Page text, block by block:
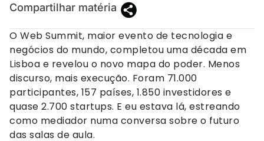
Compartilhar matéria
O Web Summit, maior evento de tecnologia e
negócios do mundo, completou uma década em
Lisboa e revelou o novo mapa do poder. Menos
discurso, mais execução. Foram 71.000
participantes, 157 países, 1.850 investidores e
quase 2.700 startups. E eu estava lá, estreando
como mediador numa conversa sobre o futuro
das salas de aula.